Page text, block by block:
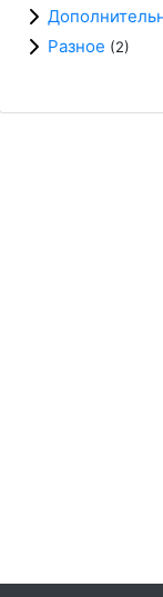
Разное (2)